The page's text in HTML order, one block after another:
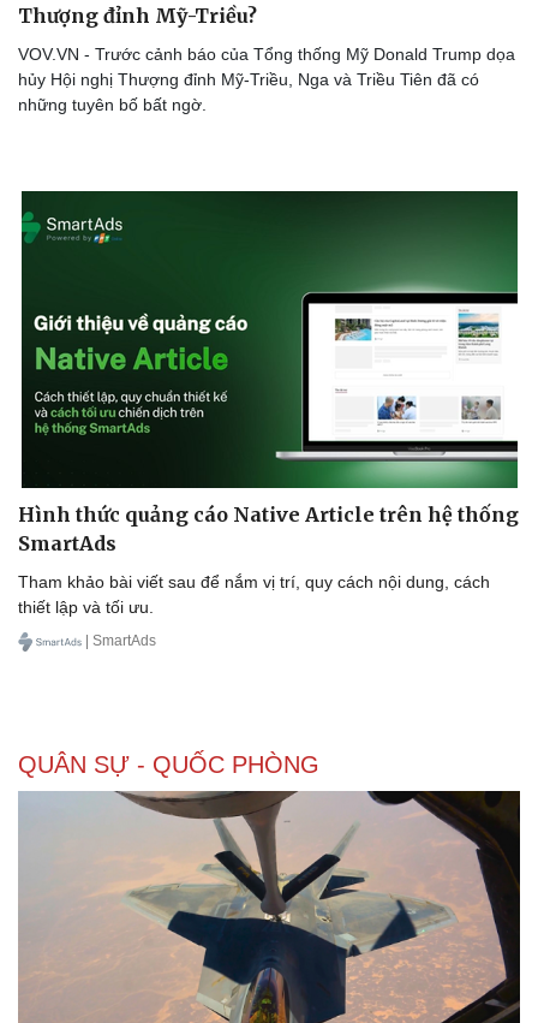
Thể thao
Bóng đá
Lịch thi đấu bóng đá
Ô tô - Xe máy
Thượng đỉnh Mỹ-Triều?
VOV.VN - Trước cảnh báo của Tổng thống Mỹ Donald Trump dọa
hủy Hội nghị Thượng đỉnh Mỹ-Triều, Nga và Triều Tiên đã có
những tuyên bố bất ngờ.
Hình thức quảng cáo Native Article trên hệ thống
SmartAds
Tham khảo bài viết sau để nắm vị trí, quy cách nội dung, cách
thiết lập và tối ưu.
| SmartAds
QUÂN SỰ - QUỐC PHÒNG